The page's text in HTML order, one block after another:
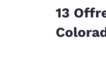
13